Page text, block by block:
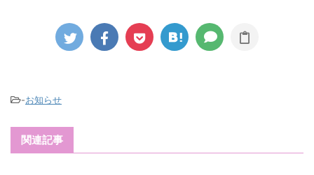
-お知らせ
関連記事